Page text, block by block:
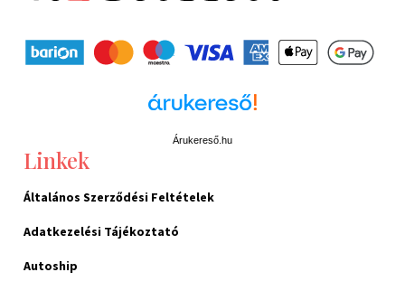
Árukereső.hu
Linkek
Általános Szerződési Feltételek
Adatkezelési Tájékoztató
Autoship